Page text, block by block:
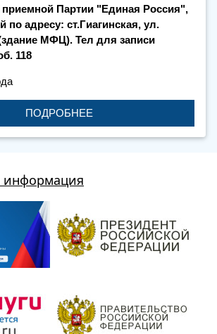
Партии "Единая Россия",
по адресу: ст.Гиагинская, ул.
МФЦ). Тел для записи
118
ПОДРОБНЕЕ
информация